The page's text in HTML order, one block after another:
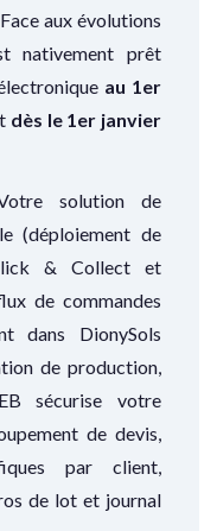
aux évolutions
nativement prêt
au 1er
dès le 1er janvier
solution de
(déploiement de
& Collect et
de commandes
dans DionySols
de production,
sécurise votre
de devis,
par client,
de lot et journal